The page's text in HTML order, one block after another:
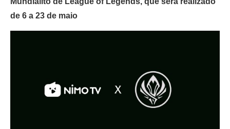
de 6 a 23 de maio